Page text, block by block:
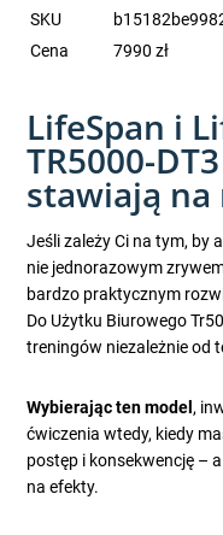
SKU
Cena
7990 zł
LifeSpan i
TR5000-
stawiają
Jeśli zależy Ci na tym, by
nie jednorazowym
bardzo praktycznym
Do Użytku Biurowego
treningów niezależnie od
Wybierając ten model,
ćwiczenia wtedy, kiedy
postęp i konsekwencję –
na efekty.